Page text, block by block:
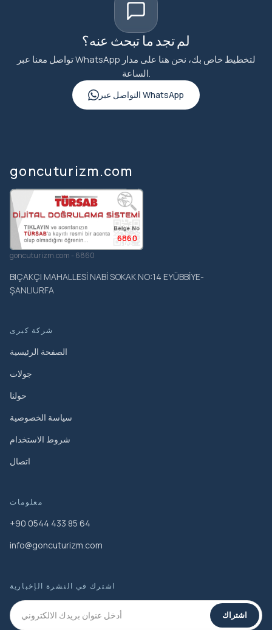
لم تجد ما تبحث عنه؟
تواصل معنا عبر WhatsApp لتخطيط خاص بك، نحن هنا على مدار
الساعة.
التواصل عبر WhatsApp
goncuturizm.com
6860
goncuturizm.com - 6860
BIÇAKÇI MAHALLESİ NABİ SOKAK NO:14 EYÜBBİYE-
ŞANLIURFA
شركة كبرى
الصفحة الرئيسية
جولات
حولنا
سياسة الخصوصية
شروط الاستخدام
اتصال
معلومات
+90 0544 433 85 64
info@goncuturizm.com
اشترك في النشرة الإخبارية
اشتراك